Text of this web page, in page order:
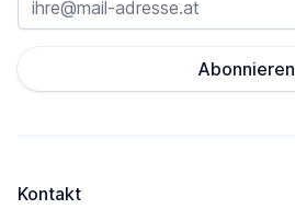
Abonnieren
Kontakt